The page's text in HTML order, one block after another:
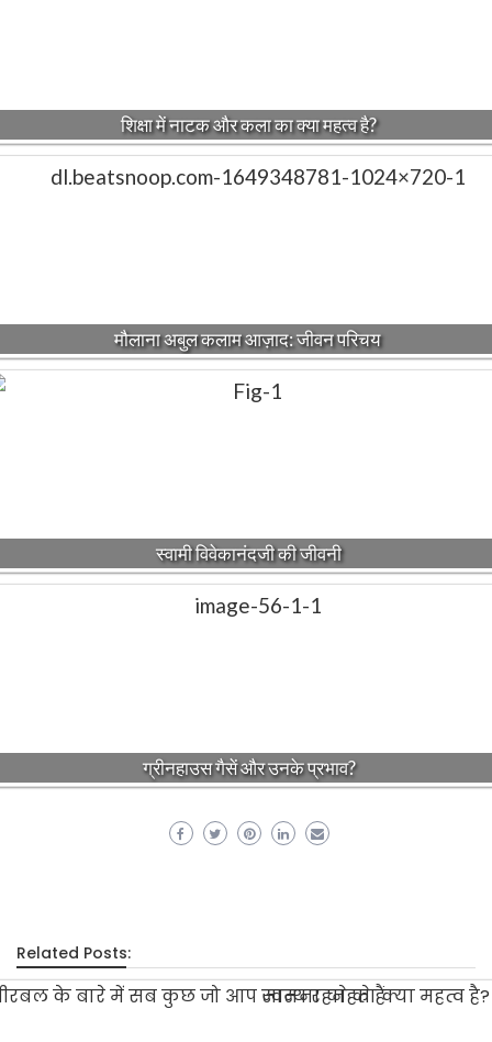
शिक्षा में नाटक और कला का क्या महत्व है?
मौलाना अबुल कलाम आज़ाद: जीवन परिचय
स्वामी विवेकानंदजी की जीवनी
ग्रीनहाउस गैसें और उनके प्रभाव?
Related Posts: